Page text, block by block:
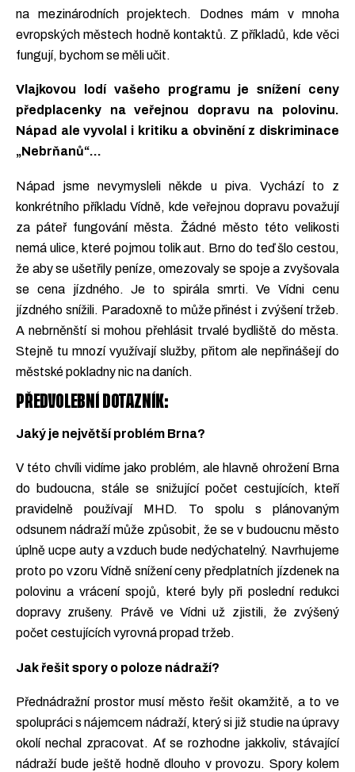
na mezinárodních projektech. Dodnes mám v mnoha
evropských městech hodně kontaktů. Z příkladů, kde věci
fungují, bychom se měli učit.
Vlajkovou lodí vašeho programu je snížení ceny
předplacenky na veřejnou dopravu na polovinu.
Nápad ale vyvolal i kritiku a obvinění z diskriminace
„Nebrňanů“…
Nápad jsme nevymysleli někde u piva. Vychází to z
konkrétního příkladu Vídně, kde veřejnou dopravu považují
za páteř fungování města. Žádné město této velikosti
nemá ulice, které pojmou tolik aut. Brno do teď šlo cestou,
že aby se ušetřily peníze, omezovaly se spoje a zvyšovala
se cena jízdného. Je to spirála smrti. Ve Vídni cenu
jízdného snížili. Paradoxně to může přinést i zvýšení tržeb.
A nebrněnští si mohou přehlásit trvalé bydliště do města.
Stejně tu mnozí využívají služby, přitom ale nepřinášejí do
městské pokladny nic na daních.
PŘEDVOLEBNÍ DOTAZNÍK:
Jaký je největší problém Brna?
V této chvíli vidíme jako problém, ale hlavně ohrožení Brna
do budoucna, stále se snižující počet cestujících, kteří
pravidelně používají MHD. To spolu s plánovaným
odsunem nádraží může způsobit, že se v budoucnu město
úplně ucpe auty a vzduch bude nedýchatelný. Navrhujeme
proto po vzoru Vídně snížení ceny předplatních jízdenek na
polovinu a vrácení spojů, které byly při poslední redukci
dopravy zrušeny. Právě ve Vídni už zjistili, že zvýšený
počet cestujících vyrovná propad tržeb.
Jak řešit spory o poloze nádraží?
Přednádražní prostor musí město řešit okamžitě, a to ve
spolupráci s nájemcem nádraží, který si již studie na úpravy
okolí nechal zpracovat. Ať se rozhodne jakkoliv, stávající
nádraží bude ještě hodně dlouho v provozu. Spory kolem